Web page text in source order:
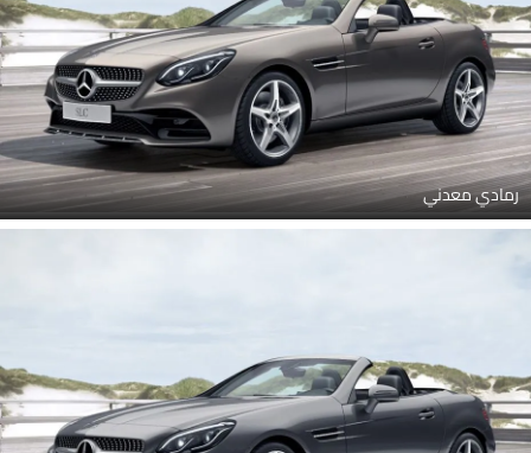
رمادي معدني